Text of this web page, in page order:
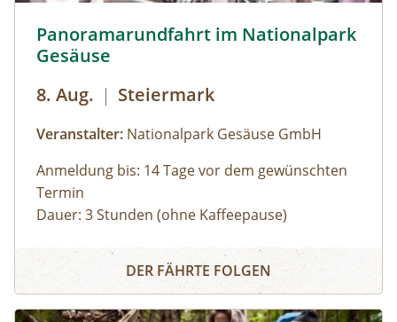
Panoramarundfahrt im Nationalpark
Gesäuse
8. Aug. | Steiermark
Veranstalter: Nationalpark Gesäuse GmbH
Anmeldung bis: 14 Tage vor dem gewünschten
Termin
Dauer: 3 Stunden (ohne Kaffeepause)
Gesäuse mit Nationalpark Ranger:in – wilde
Natur und besondere Orte.
Panoramarundfahrt im Nationalpark Gesäuse
DER FÄHRTE FOLGEN